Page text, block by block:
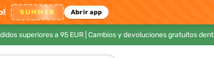
SUMMER Abrir app
superiores a 95 EUR| Cambios y devoluciones gratuitos